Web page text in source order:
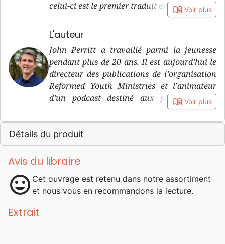
celui-ci est le premier traduit en français.
book_open Voir plus
L'auteur
John Perritt a travaillé parmi la jeunesse
pendant plus de 20 ans. Il est aujourd’hui le
directeur des publications de l’organisation
Reformed Youth Ministries et l’animateur
d’un podcast destiné aux personnes qui
book_open Voir plus
Détails du produit
Avis du libraire
mood Cet ouvrage est retenu dans notre assortiment
et nous vous en recommandons la lecture.
Extrait